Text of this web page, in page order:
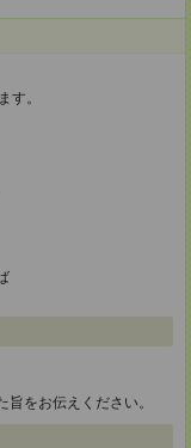
す。
をお伝えください。